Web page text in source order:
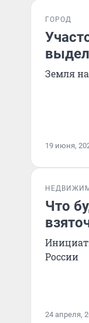
ГОРОД
Земля
19 июня,
Что
России
24 апреля,